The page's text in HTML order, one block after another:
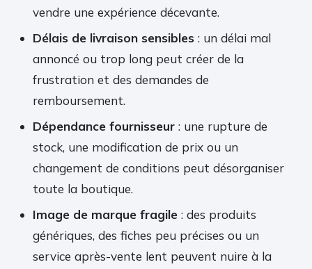
vendre une expérience décevante.
Délais de livraison sensibles : un délai mal
annoncé ou trop long peut créer de la
frustration et des demandes de
remboursement.
Dépendance fournisseur : une rupture de
stock, une modification de prix ou un
changement de conditions peut désorganiser
toute la boutique.
Image de marque fragile : des produits
génériques, des fiches peu précises ou un
service après-vente lent peuvent nuire à la